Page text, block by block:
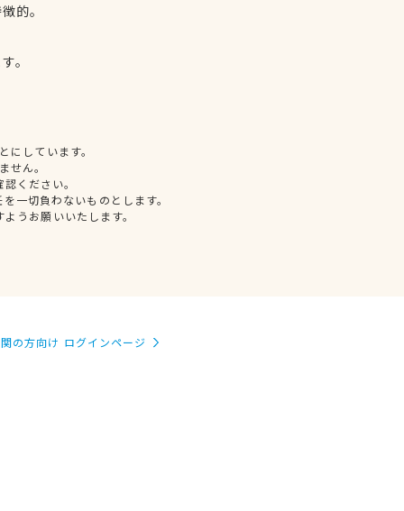
的。
。
しています。
せん。
ください。
一切負わないものとします。
うお願いいたします。
の方向け ログインページ